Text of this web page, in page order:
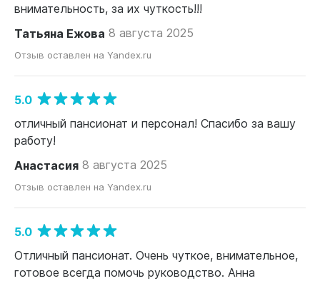
внимательность, за их чуткость!!!
Татьяна Ежова 8 августа 2025
Отзыв оставлен на Yandex.ru
5.0
отличный пансионат и персонал! Спасибо за вашу
работу!
Анастасия 8 августа 2025
Отзыв оставлен на Yandex.ru
5.0
Отличный пансионат. Очень чуткое, внимательное,
готовое всегда помочь руководство. Анна